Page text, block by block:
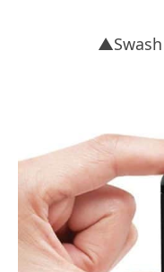
▲Swash